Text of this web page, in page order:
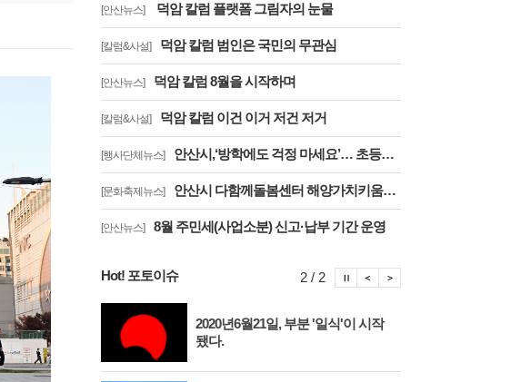
[안산뉴스] 덕암 칼럼 플랫폼 그림자의 눈물
[칼럼&사설] 덕암 칼럼 범인은 국민의 무관심
[안산뉴스] 덕암 칼럼 8월을 시작하며
[칼럼&사설] 덕암 칼럼 이건 이거 저건 저거
[행사단체뉴스] 안산시,‘방학에도 걱정 마세요’… 초등방학 틈새돌봄사업 추진
[문화축제뉴스] 안산시 다함께돌봄센터 해양가치키움터, 합창축제에서 감동의 무대
[안산뉴스] 8월 주민세(사업소분) 신고·납부 기간 운영
Hot! 포토이슈
리 점등행사
2020년6월21일, 부분 '일식'이 시작
됐다.
2 / 2 포토이슈 이전보기
포토이슈 정지